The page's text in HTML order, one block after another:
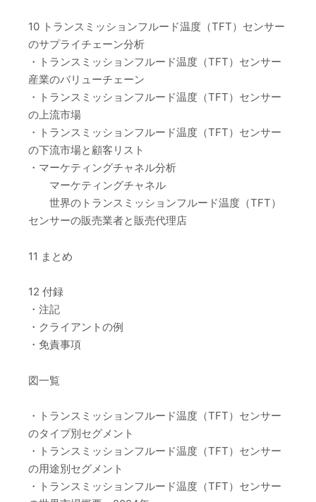
10 トランスミッションフルード温度（TFT）センサー
のサプライチェーン分析
・トランスミッションフルード温度（TFT）センサー
産業のバリューチェーン
・トランスミッションフルード温度（TFT）センサー
の上流市場
・トランスミッションフルード温度（TFT）センサー
の下流市場と顧客リスト
・マーケティングチャネル分析
マーケティングチャネル
世界のトランスミッションフルード温度（TFT）
センサーの販売業者と販売代理店
11 まとめ
12 付録
・注記
・クライアントの例
・免責事項
図一覧
・トランスミッションフルード温度（TFT）センサー
のタイプ別セグメント
・トランスミッションフルード温度（TFT）センサー
の用途別セグメント
・トランスミッションフルード温度（TFT）センサー